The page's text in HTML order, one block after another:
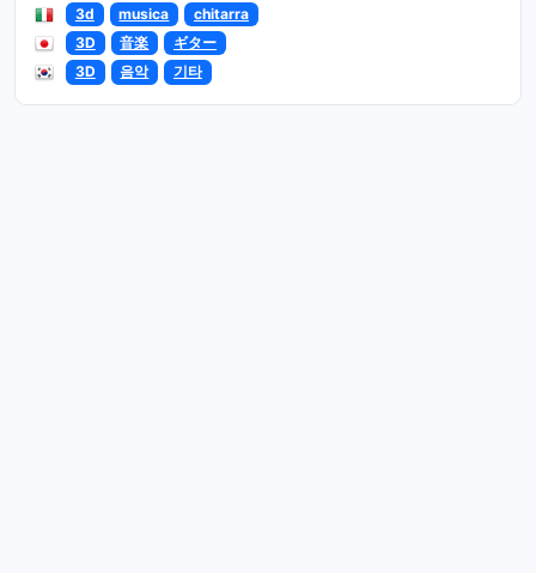
3d
musica
chitarra
3D
音楽
ギター
3D
음악 기타